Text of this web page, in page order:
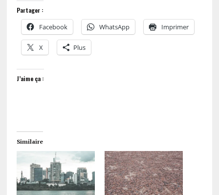
Partager :
Facebook WhatsApp Imprimer
X Plus
J’aime ça :
Similaire